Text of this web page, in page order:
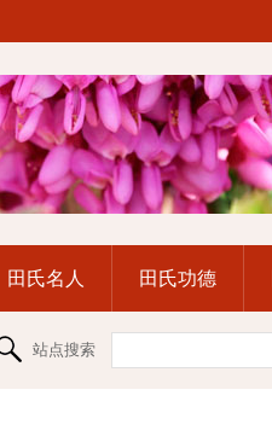
田氏名人 田氏功德
站点搜索